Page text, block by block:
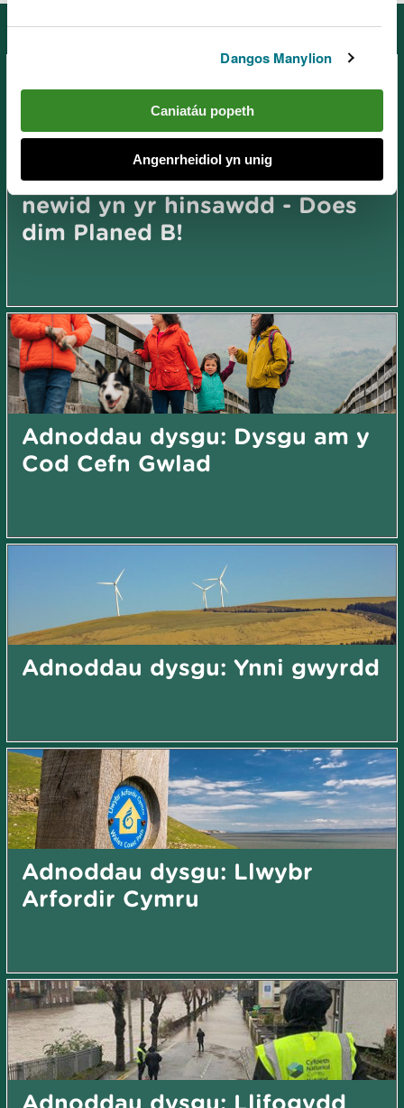
Dangos Manylion
Caniatáu popeth
Angenrheidiol yn unig
Mwy o bynciau i'w gweld
Adnoddau dysgu: Argyfwng y
newid yn yr hinsawdd - Does
dim Planed B!
Adnoddau dysgu: Dysgu am y
Cod Cefn Gwlad
Adnoddau dysgu: Ynni gwyrdd
Adnoddau dysgu: Llwybr
Arfordir Cymru
Adnoddau dysgu: Llifogydd